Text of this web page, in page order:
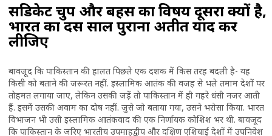
सिंडिकेट चुप और बहस का विषय दूसरा क्यों है,
भारत का दस साल पुराना अतीत याद कर
लीजिए
बावजूद कि पाकिस्तान की हालत पिछले एक दशक में किस तरह बदली है- यह
किसी को बताने की जरूरत नहीं. इस्लामिक आतंक की वजह से भले तमाम देशों पर
तोहमत लगाया जाए, लेकिन उसकी जड़ें तो पाकिस्तान में ही गहरे धंसी नजर आती
हैं. इसमें उसकी अवाम का दोष नहीं. जुसे जो बताया गया, उसने भरोसा किया. भारत
विभाजन भी उसी इस्लामिक आतंकवाद की एक निर्णायक कोशिश भर थी. बावजूद
कि पाकिस्तान के जरिए भारतीय उपमाहद्वीप और दक्षिण एशियाई देशों में उपनिवेश